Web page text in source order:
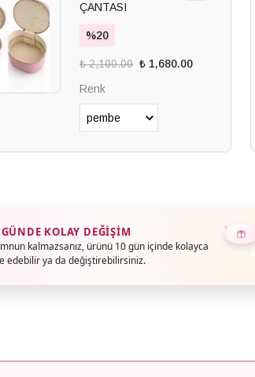
ÇANTASI
%20
₺ 2,100.00 ₺ 1,680.00
Renk
KOLAY DEĞIŞIM
kalmazsanız, ürünü 10 gün içinde kolayca
edebilir ya da değiştirebilirsiniz.